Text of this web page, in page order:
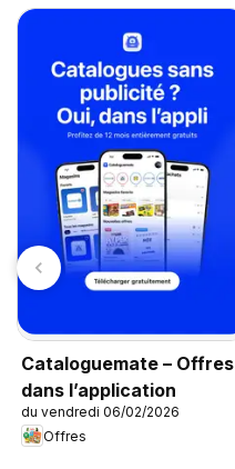
Cataloguemate – Offres
dans l’application
du vendredi 06/02/2026
Offres